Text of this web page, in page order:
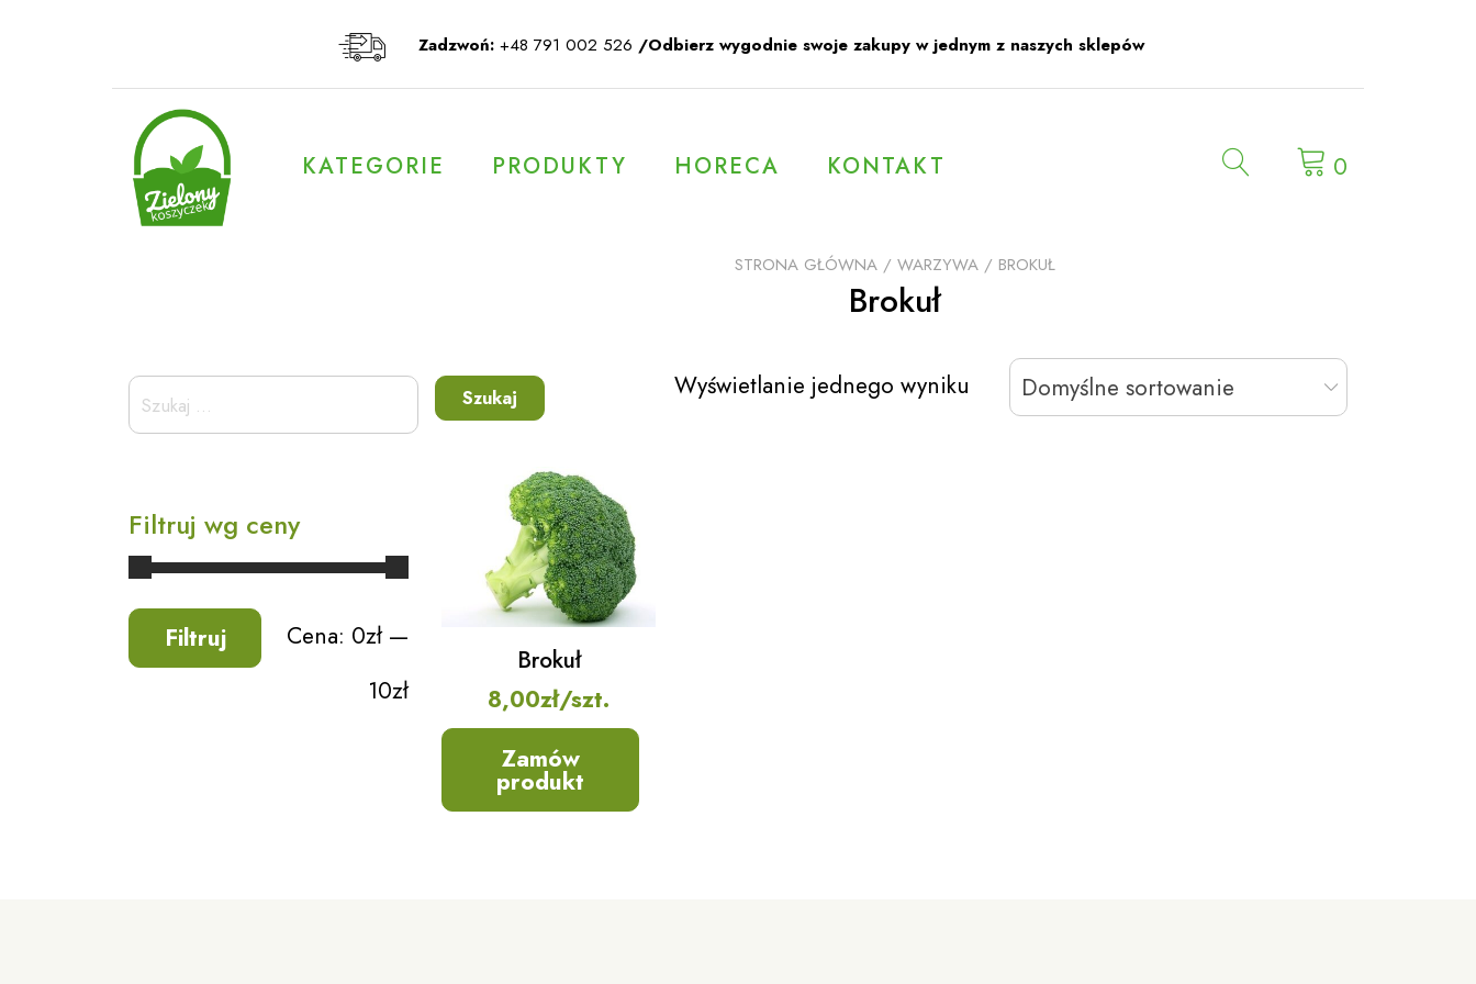
Zadzwoń: +48 791 002 526 /Odbierz wygodnie swoje zakupy w jednym z naszych sklepów
KATEGORIE PRODUKTY HORECA KONTAKT 0
STRONA GŁÓWNA/ WARZYWA/ BROKUŁ
Brokuł
Wyświetlanie jednego wyniku Domyślne sortowanie
Brokuł
8,00zł/szt.
Zamów
produkt
Szukaj:
Filtruj wg ceny
Filtruj Cena: 0zł—
10zł